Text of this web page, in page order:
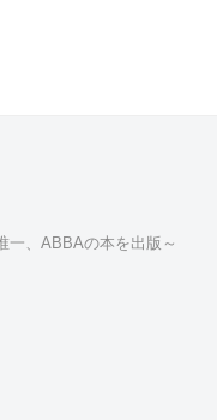
一、ABBAの本を出版～